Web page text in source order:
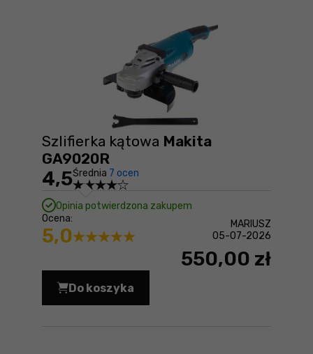
Szlifierka kątowa Makita
GA9020R
4,5Średnia 7 ocen
Opinia potwierdzona zakupem
Ocena:
5,0
MARIUSZ
05-07-2026
550,00 zł
Do koszyka
Szlifierka kątowa Makita GA9020R